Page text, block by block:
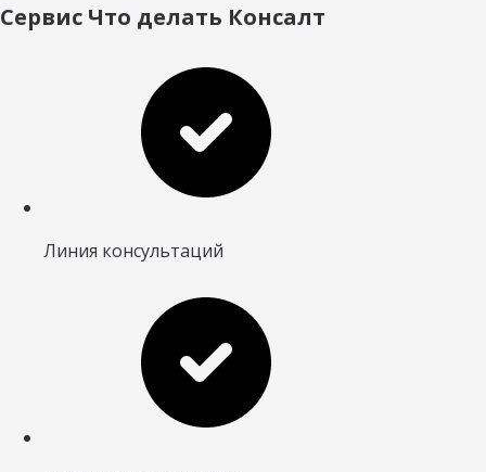
Сервис Что делать Консалт
Линия консультаций